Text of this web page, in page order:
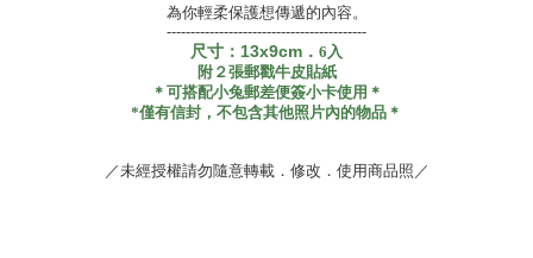
為你輕柔保護想傳遞的內容。
------------------------------------------
尺寸：13x9cm． 6入
附２張郵戳牛皮貼紙
＊可搭配小兔郵差便簽小卡使用＊
*僅有信封，不包含其他照片內的物品＊
／未經授權請勿隨意轉載．修改．使用商品照／